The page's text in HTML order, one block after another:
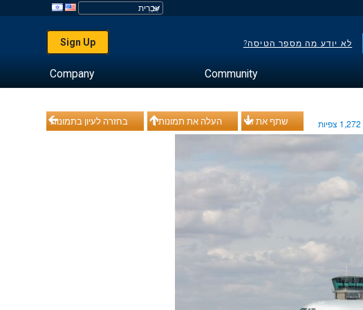
לא יודע מה מספר הטיסה? Sign Up
Community
Company
בחזרה לעיון בתמונות העלה את תמונותיך שתף את זה 1,272 צפיות